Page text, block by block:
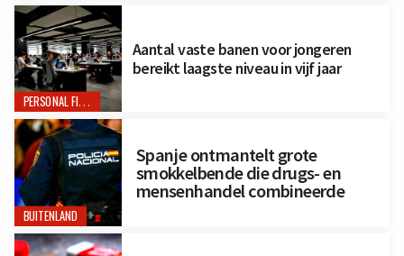
PERSONAL FINANCE
Aantal vaste banen voor jongeren
bereikt laagste niveau in vijf jaar
BUITENLAND
Spanje ontmantelt grote
smokkelbende die drugs- en
mensenhandel combineerde